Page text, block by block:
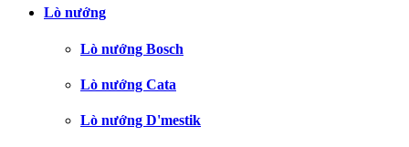
Lò nướng
Lò nướng Bosch
Lò nướng Cata
Lò nướng D'mestik